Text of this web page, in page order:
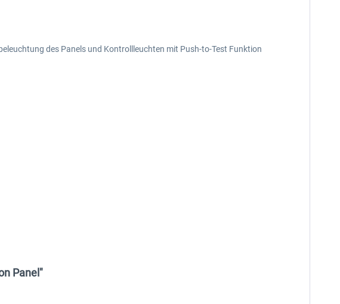
des Panels und Kontrollleuchten mit Push-to-Test Funktion
Panel"